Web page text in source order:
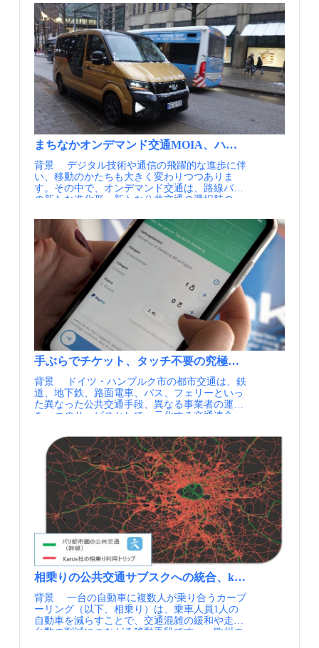
官民連携のパートナー・アプリ連携（出典①）
【資料・参考情報】 ①Mobility in Île-de-France
during the Olympic and Paralympic Games:
Passenger Information(Aurélien Belhocine,Annual
Polis Conference2024) ②牧村和彦「パリ五輪目
前の交通大改革 クルマの交通量45％減、何を変
えたのか」（世界の「MaaS」新潮流を読み解く
第23回、日経クロストレンド、2023年11月29
日）
もと、経済産業省と国土交通省が連携し、2019
年度から開始されたのが「スマートモビリティ
チャレンジ」です。本事業は、MaaS（Mobility
as a Service）や自動運転などの新たな技術・サ
ービスも活用しながら、地域の移動課題への対
応を進める取り組みとして展開されてきまし
た。 この取り組みは約7年間にわたり全国各
地で進められ、2025年度に1つの区切りを迎え
ました。これまでの取り組み内容や成果につい
ては、ガイドブックや事例集といった形で経産
省のHPで整理・公開されています。 採択地域
一覧（7年間、累計73地域） 公開されている
資料では、各地で進められてきた取り組みが事
例として紹介されています。都市部や地方部、
観光地など、地域ごとの状況に応じた取り組み
が掲載されており、対象とする課題や内容もさ
まざまです。 また、こうした事例に加えて、
複数の取り組みを横断する形での整理も行われ
係者の関わり方などについても示されていま
す。 地域での移動のあり方を考える上で、他
地域で行われた事業で得られた知見は参考にな
るものが多く、実装に繋がったものだけでなく
繋がらなかったものも含めて資料が公開されて
いる事は大変参考になります。自分の地域で検
討している事業と類似事業が無いか、この機会
に探してみるのはいかがでしょうか。 経済産業
省「令和7年度「スマートモビリティチャレン
ジ」事業の成果と7年間の取組総括」 各地で進
められてきた地域モビリティの取り組み 公開
されている資料では、スマートモビリティチャ
レンジの事業として各地域で行われた取り組み
の詳細が紹介されています。詳細な資料は事業
が行われた年度ごとに分かれて公開されていま
す。ここでは、令和7年度事業の実施内容につ
いて少しだけ紹介します。 秋田県仙北市 目指
したい成果 自動車関連事業者と連携した、リー
者にまとめてリースし、複数の地域事業者がシ
ェアリングサービスを提供するモデル）の育成
とシェアリングプラットフォームの構築 観光地
が広域に点在するエリアでの特定小型原付導入
による観光客の周遊促進 実証内容 田沢湖地域
周辺における特定小型原付等の利用予約ウェブ
アプリ「akimo」を通じた提供 車両運用を協⼒
いただく観光関連事業者に対する収入の還元と
集客・回遊性の向上 神奈川県横浜市 目指した
い成果 都心近郊型のデマンド交通を自動運転化
していく際の課題の洗い出し 都市近郊型のデマ
ンド交通の実装・収支率の向上に向けた検証 実
証内容 デマンド交通「あおばGO！」の子育て
世代をターゲット層とする利用促進施策の実施
（子育て関連施設との連携、イベントでの利用
促進活動、特別定期券の販売等） デマンド交通
の自動運転化を見据えた、デマンド交通シミュ
レーター等による自動運転の適用可能性検証 富
まちなかオンデマンド交通MOIA、ハンブルク市
背景 デジタル技術や通信の飛躍的な進歩に伴
い、移動のかたちも大きく変わりつつありま
す。その中で、オンデマンド交通は、路線バス
の新たな進化形、新たな公共交通の選択肢の一
数多くの社会実装が始まっています。 ドイ
ツ・ハンブルク市では、2016年、世界的自動車
メーカーであるフォルクスワーゲン社が、都市
型オンデマンド交通に本格的に参入するため、
戦略子会社「MOIA（モイア）」を設立しまし
た。そして2019年、ついにハンブルクのまちな
かに、電動の6人乗りによる専用車両を開発
し、オンデマンドシャトルが走り始め、現在は
市内全域、24時間運行する新しい移動サービス
として、世界中で注目されています。 乗合専用
のEV車両（MOIA）（遠目からでも一目でわか
る洗練された外観となっている） 実施内容
オンデマンドシャトルMOIAは、2019年にハン
ブルク市で導入をスタートしました。導入当初
から都市部での本格運用を想定しており、2023
年12月時点で、市内の特別区エリアにおいて、
約250～300台のMOIAシャトルが日常的に運行
し、年間290万人以上の輸送実績を誇っていま
にあり、サービスエリアは320平方キロメート
ルにおよび、15,000カ所ものバーチャルバス停
（停留所はリアル空間にはありません）が設置
されています。特に中心市街地では、ドア・ツ
ー・ドアに近い感覚で乗り降りができ、スマホ
専用で使い勝手の良さが際立ちます。 呼び出
しはMOIA専用アプリのほか、ハンブルク交通
連盟（HVV）が開発したご当地MaaSアプリ
「HVV Switch（130万DL）」からも可能で、複
数のモビリティ手段を一つのアプリで完結でき
る利便性は、利用者に選ばれる要素です。いず
れのアプリでも電話での配車依頼や現金決済を
サポートしない代わりに、利用にかかるすべて
の手続きや情報提供の機能が備わっており、リ
アルとバーチャルがスマートに融合した都市交
通の未来を感じさせるサービス設計になってい
ます。 時間帯やオーダーと車両の待機状況で変
動するコストを比較して予約できる（出展②）
手ぶらでチケット、タッチ不要の究極の移動サービス
背景 ドイツ・ハンブルク市の都市交通は、鉄
道、地下鉄、路面電車、バス、フェリーといっ
た異なった公共交通手段、異なる事業者の運行
を一つのサービスとして一元化する交通連合
えてきました（世界で最初の交通連合がここハ
ンブルグから生ました）。 近年、HVVが統括
する公共交通手段に加え、民間企業が展開する
電動キックボードやカーシェアリング、デマン
ド交通など移動サービスとの共存、データガバ
ナンスによる都市経営戦略が求められていま
す。こうした変化の中、行政は都市経営やデー
タガバナンスをデジタルで主導する体制を強化
し、民間の新たな移動サービスを統合するご当
地MaaS、「HVV switch」の開発を進めてきまし
Switchは、行政と交通事業者が連携し、4年の開
発期間を経て2020年に本格的にサービスを開始
しました。 このMaaSは、HVVが統括する公共
交通手段に加え、オンデマンド交通
（MOIA）、カーシェア（SIXT share、MILES、
SHARE NOW）、電動キックボード（TIER、
Voi）といった市内の移動サービスを、スマホ一
相乗りの公共交通サブスクへの統合、karos Mobility社
背景 一台の自動車に複数人が乗り合うカープ
ーリング（以下、相乗り）は、乗車人員1人の
自動車を減らすことで、交通混雑の緩和や走行
台数の削減につながる移動手段です。 欧州の